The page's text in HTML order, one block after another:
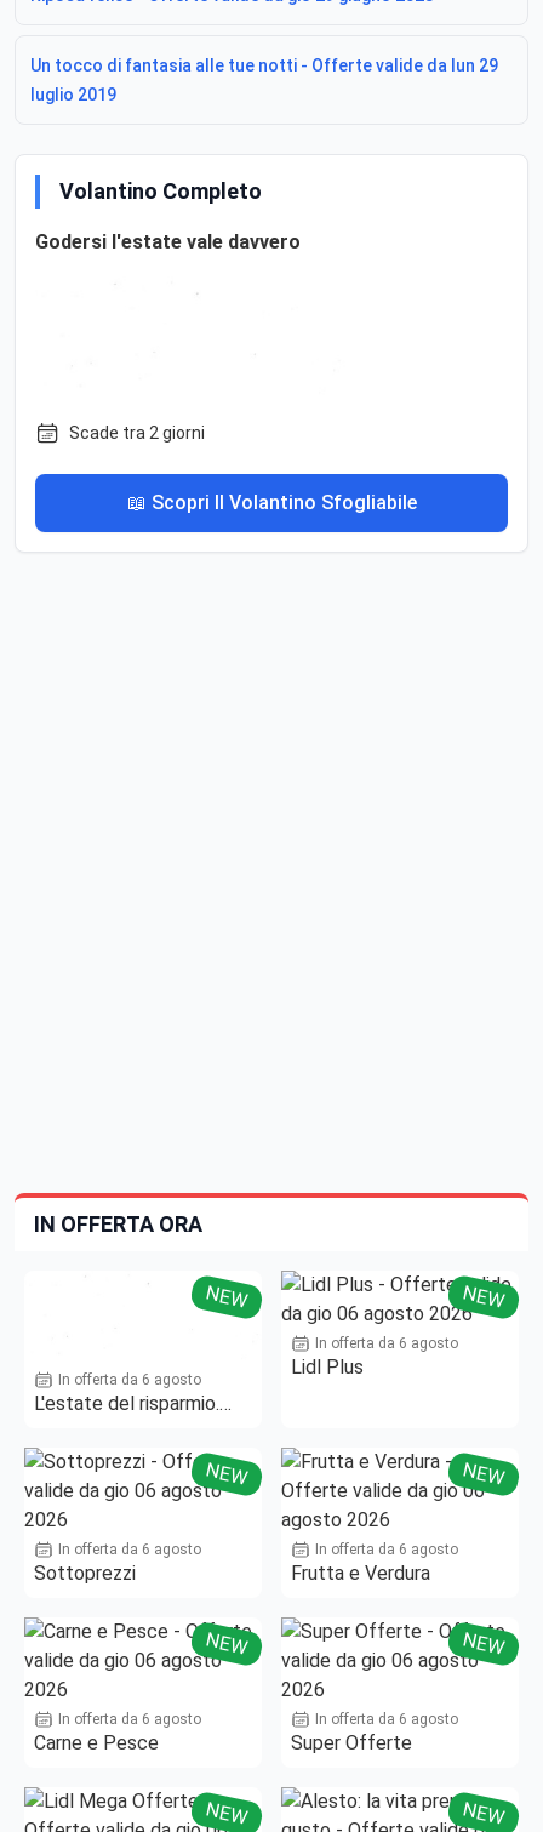
Un tocco di fantasia alle tue notti - Offerte valide da lun 29
luglio 2019
Volantino Completo
Godersi l'estate vale davvero
Scade tra 2 giorni
📖 Scopri Il Volantino Sfogliabile
IN OFFERTA ORA
NEW
In offerta da 6 agosto
L'estate del risparmio.
NEW
In offerta da 6 agosto
Lidl Plus
NEW
In offerta da 6 agosto
Sottoprezzi
NEW
In offerta da 6 agosto
Frutta e Verdura
NEW
In offerta da 6 agosto
Carne e Pesce
NEW
In offerta da 6 agosto
Super Offerte
NEW NEW